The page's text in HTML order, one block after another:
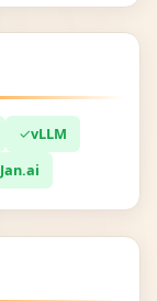
✓vLLM
Jan.ai